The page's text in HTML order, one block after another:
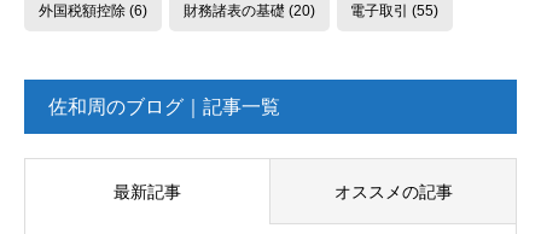
外国税額控除(6) 財務諸表の基礎 (20) 電子取引 (55)
佐和周のブログ｜記事一覧
最新記事 オススメの記事